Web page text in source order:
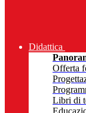
Didattica
Offerta
Libri di